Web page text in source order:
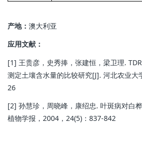
产地： 澳大利亚
应用文献：
[1] 王贵彦，史秀捧，张建恒，梁卫理.
测定土壤含水量的比较研究[J]. 河北农业大
26
[2] 孙慧珍，周晓峰，康绍忠. 叶斑病对白
植物学报，2004，24(5)：837-842